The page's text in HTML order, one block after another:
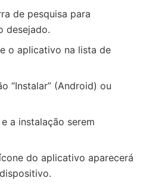
de pesquisa para
desejado.
o aplicativo na lista de
“Instalar” (Android) ou
a instalação serem
do aplicativo aparecerá